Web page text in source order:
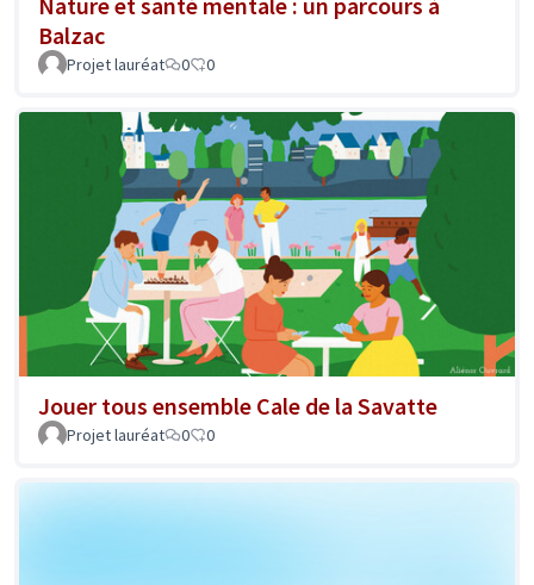
Balzac
Projet lauréat 0 0
Jouer tous ensemble Cale de la Savatte
Projet lauréat 0 0